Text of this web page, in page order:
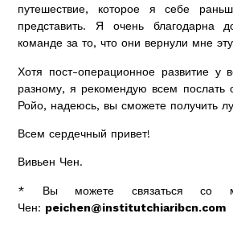
путешествие, которое я себе
представить. Я очень благодарна
команде за то, что они вернули мне
Хотя пост-операционное развитие у
разному, я рекомендую всем послать
Ройо, надеюсь, вы сможете получить
Всем сердечный привет!
Вивьен Чен.
* Вы можете связаться со
Чен: peichen@institutchiaribcn.com